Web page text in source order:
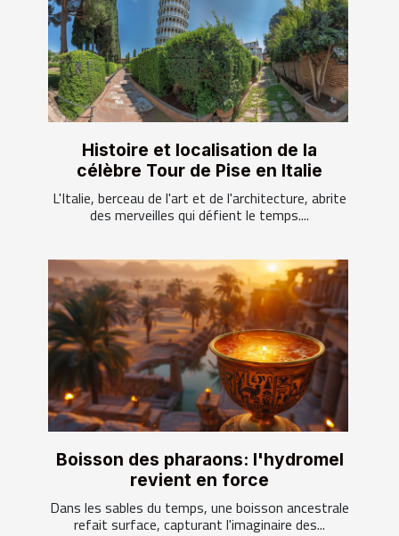
Histoire et localisation de la
célèbre Tour de Pise en Italie
L'Italie, berceau de l'art et de l'architecture, abrite
des merveilles qui défient le temps....
Boisson des pharaons: l'hydromel
revient en force
Dans les sables du temps, une boisson ancestrale
refait surface, capturant l'imaginaire des...